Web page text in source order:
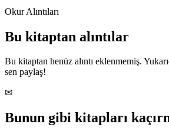
Okur Alıntıları
Bu kitaptan alıntılar
Bu kitaptan henüz alıntı eklenmemiş.
sen paylaş!
✉
Bunun gibi kitapları